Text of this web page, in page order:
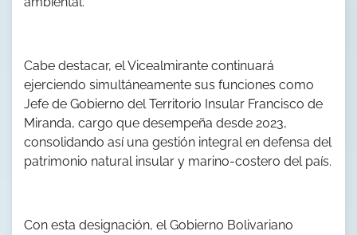
Cabe destacar, el Vicealmirante continuará
ejerciendo simultáneamente sus funciones como
Jefe de Gobierno del Territorio Insular Francisco de
Miranda, cargo que desempeña desde 2023,
consolidando así una gestión integral en defensa del
patrimonio natural insular y marino-costero del país.
Con esta designación, el Gobierno Bolivariano